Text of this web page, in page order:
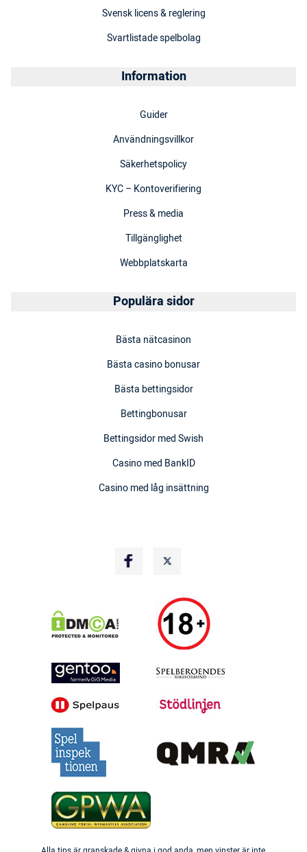
Svensk licens & reglering
Svartlistade spelbolag
Information
Guider
Användningsvillkor
Säkerhetspolicy
KYC – Kontoverifiering
Press & media
Tillgänglighet
Webbplatskarta
Populära sidor
Bästa nätcasinon
Bästa casino bonusar
Bästa bettingsidor
Bettingbonusar
Bettingsidor med Swish
Casino med BankID
Casino med låg insättning